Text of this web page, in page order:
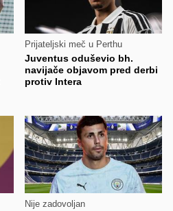
Prijateljski meč u Perthu
Juventus oduševio bh.
navijače objavom pred derbi
protiv Intera
Nije zadovoljan